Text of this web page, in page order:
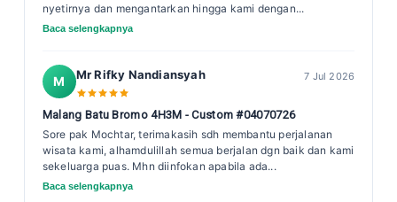
nyetirnya dan mengantarkan hingga kami dengan...
Baca selengkapnya
M Mr Rifky Nandiansyah 7 Jul 2026
Malang Batu Bromo 4H3M - Custom #04070726
Sore pak Mochtar, terimakasih sdh membantu perjalanan
wisata kami, alhamdulillah semua berjalan dgn baik dan kami
sekeluarga puas. Mhn diinfokan apabila ada...
Baca selengkapnya